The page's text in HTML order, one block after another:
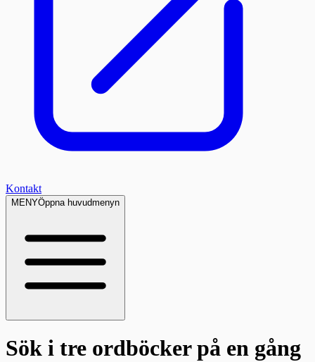
Kontakt
MENYÖppna huvudmenyn
Sök i tre ordböckerpå en gång